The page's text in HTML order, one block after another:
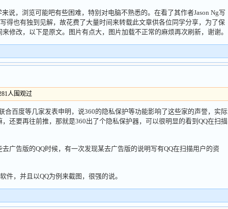
，浏览可能吧有些困难，特别对电脑不熟悉的。在看了其作者Jason Ng写
得也有独到见解，故花费了大量时间来转载此文章供各位同学分享，为了保
修改，以下是原文。图片有点大，图片加载不正常的麻烦再次刷新，谢谢。
人围观过
百度等几家发表申明，说360的隐私保护等功能影响了这些家的声誉，实际
，还要再往前推，那就是360出了个隐私保护器，可以很明显的看到QQ在扫描
告版的QQ时候，有一次发现某去广告版的说明写有QQ在扫描用户的资
，并且以QQ为例来截图，很强的说。